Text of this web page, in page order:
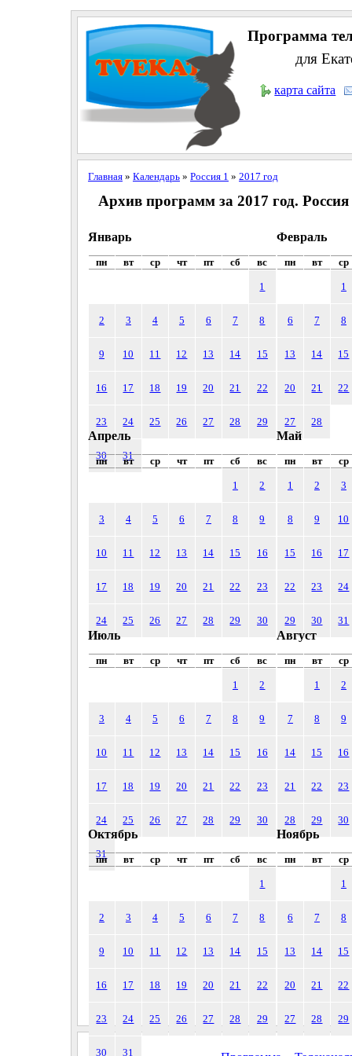
Программа
для
карта сайта
Главная» Календарь» Россия 1 » 2017 год
Архив программ за 2017 год. Россия
Январь
пн вт ср чт пт сб вс
1
2 3 4 5 6 7 8
9 10 11 12 13 14 15
16 17 18 19 20 21 22
23 24 25 26 27 28 29
30 31
Февраль
пн вт ср
1
6 7 8
13 14 15
20 21 22
27 28
Апрель
пн вт ср чт пт сб вс
1 2
3 4 5 6 7 8 9
10 11 12 13 14 15 16
17 18 19 20 21 22 23
24 25 26 27 28 29 30
Май
пн вт ср
1 2 3
8 9 10
15 16 17
22 23 24
29 30 31
Июль
пн вт ср чт пт сб вс
1 2
3 4 5 6 7 8 9
10 11 12 13 14 15 16
17 18 19 20 21 22 23
24 25 26 27 28 29 30
31
Август
пн вт ср
1 2
7 8 9
14 15 16
21 22 23
28 29 30
Октябрь
пн вт ср чт пт сб вс
1
2 3 4 5 6 7 8
9 10 11 12 13 14 15
16 17 18 19 20 21 22
23 24 25 26 27 28 29
30 31
Ноябрь
пн вт ср
1
6 7 8
13 14 15
20 21 22
27 28 29